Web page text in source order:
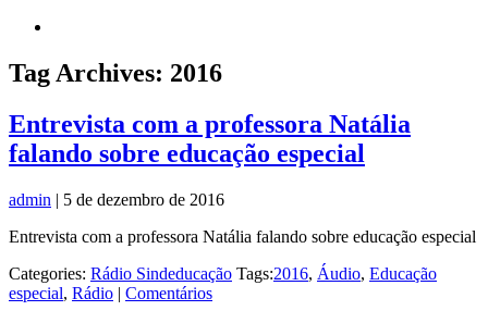
Tag Archives: 2016
Entrevista com a professora Natália
falando sobre educação especial
admin | 5 de dezembro de 2016
Entrevista com a professora Natália falando sobre educação especial
Categories: Rádio Sindeducação Tags:2016, Áudio, Educação
especial, Rádio | Comentários